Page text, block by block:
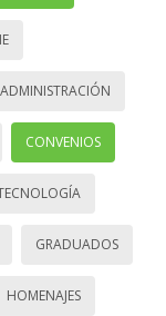
ADMINISTRACIÓN
CONVENIOS
GRADUADOS
HOMENAJES